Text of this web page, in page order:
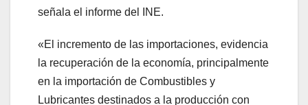
señala el informe del INE.
«El incremento de las importaciones, evidencia
la recuperación de la economía, principalmente
en la importación de Combustibles y
Lubricantes destinados a la producción con